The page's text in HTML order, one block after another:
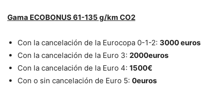
Gama ECOBONUS 61-135 g/km CO2
Con la cancelación de la Eurocopa 0-1-2: 3000 euros
Con la cancelación de la Euro 3: 2000euros
Con la cancelación de la Euro 4: 1500€
Con o sin cancelación de Euro 5: 0euros